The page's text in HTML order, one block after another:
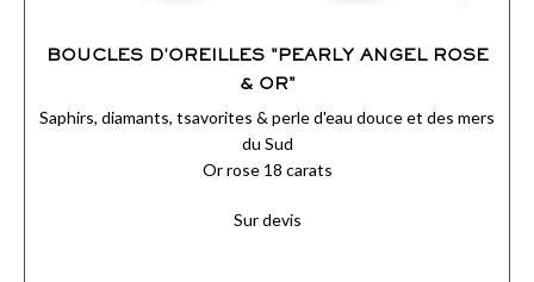
BOUCLES D'OREILLES "PEARLY ANGEL ROSE
& OR"
Saphirs, diamants, tsavorites & perle d'eau douce et des mers
du Sud
Or rose 18 carats
Sur devis